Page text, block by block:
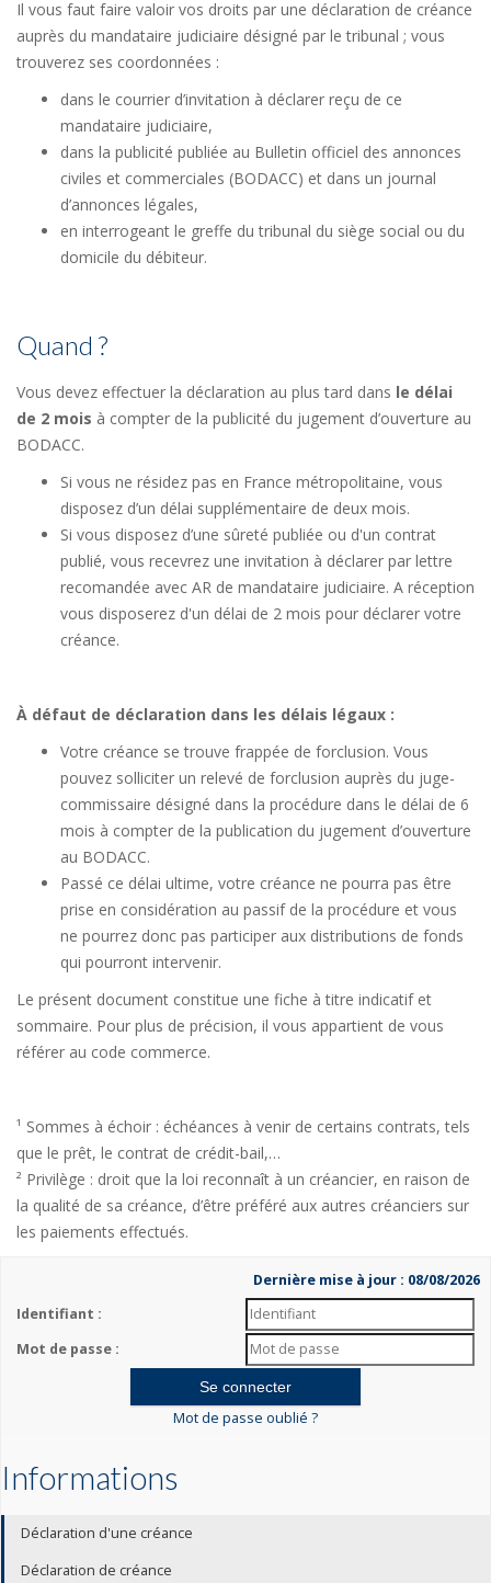
Il vous faut faire valoir vos droits par une déclaration de créance
auprès du mandataire judiciaire désigné par le tribunal ; vous
trouverez ses coordonnées :
dans le courrier d’invitation à déclarer reçu de ce
mandataire judiciaire,
dans la publicité publiée au Bulletin officiel des annonces
civiles et commerciales (BODACC) et dans un journal
d’annonces légales,
en interrogeant le greffe du tribunal du siège social ou du
domicile du débiteur.
Quand ?
Vous devez effectuer la déclaration au plus tard dans le délai
de 2 mois à compter de la publicité du jugement d’ouverture au
BODACC.
Si vous ne résidez pas en France métropolitaine, vous
disposez d’un délai supplémentaire de deux mois.
Si vous disposez d’une sûreté publiée ou d'un contrat
publié, vous recevrez une invitation à déclarer par lettre
recomandée avec AR de mandataire judiciaire. A réception
vous disposerez d'un délai de 2 mois pour déclarer votre
créance.
À défaut de déclaration dans les délais légaux :
Votre créance se trouve frappée de forclusion. Vous
pouvez solliciter un relevé de forclusion auprès du juge-
commissaire désigné dans la procédure dans le délai de 6
mois à compter de la publication du jugement d’ouverture
au BODACC.
Passé ce délai ultime, votre créance ne pourra pas être
prise en considération au passif de la procédure et vous
ne pourrez donc pas participer aux distributions de fonds
qui pourront intervenir.
Le présent document constitue une fiche à titre indicatif et
sommaire. Pour plus de précision, il vous appartient de vous
référer au code commerce.
¹ Sommes à échoir : échéances à venir de certains contrats, tels
que le prêt, le contrat de crédit-bail,…
² Privilège : droit que la loi reconnaît à un créancier, en raison de
la qualité de sa créance, d’être préféré aux autres créanciers sur
les paiements effectués.
Dernière mise à jour : 08/08/2026
Identifiant :
Mot de passe :
Mot de passe oublié ?
Informations
Déclaration d'une créance
Déclaration de créance